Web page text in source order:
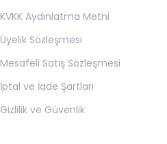
KVKK Aydınlatma Metni
Üyelik Sözleşmesi
Mesafeli Satış Sözleşmesi
İptal ve İade Şartları
Gizlilik ve Güvenlik